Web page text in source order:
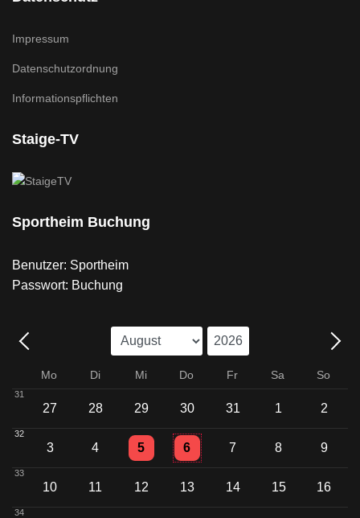
Impressum
Datenschutzordnung
Informationspflichten
Staige-TV
Sportheim Buchung
Benutzer: Sportheim
Passwort: Buchung
Mo Di Mi Do Fr Sa So
31
27 28 29 30 31 1 2
32
3 4 5
Einzelne Veranstaltung
6
Einzelne Veranstaltung
7 8 9
33
10 11 12 13 14 15 16
34